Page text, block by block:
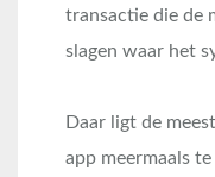
transactie die de
slagen waar het
Daar ligt de
app meermaals